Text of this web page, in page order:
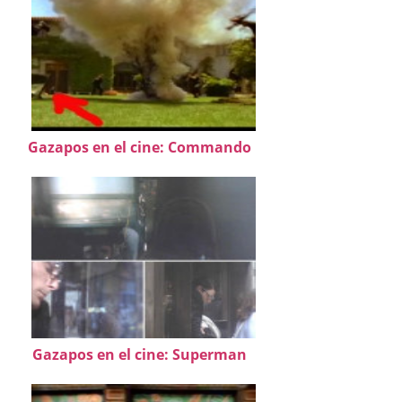
Gazapos en el cine: Commando
Gazapos en el cine: Superman